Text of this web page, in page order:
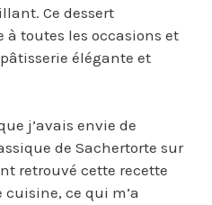
Ce dessert
à toutes les occasions et
élégante et
j’avais envie de
de Sachertorte sur
retrouvé cette recette
ce qui m’a